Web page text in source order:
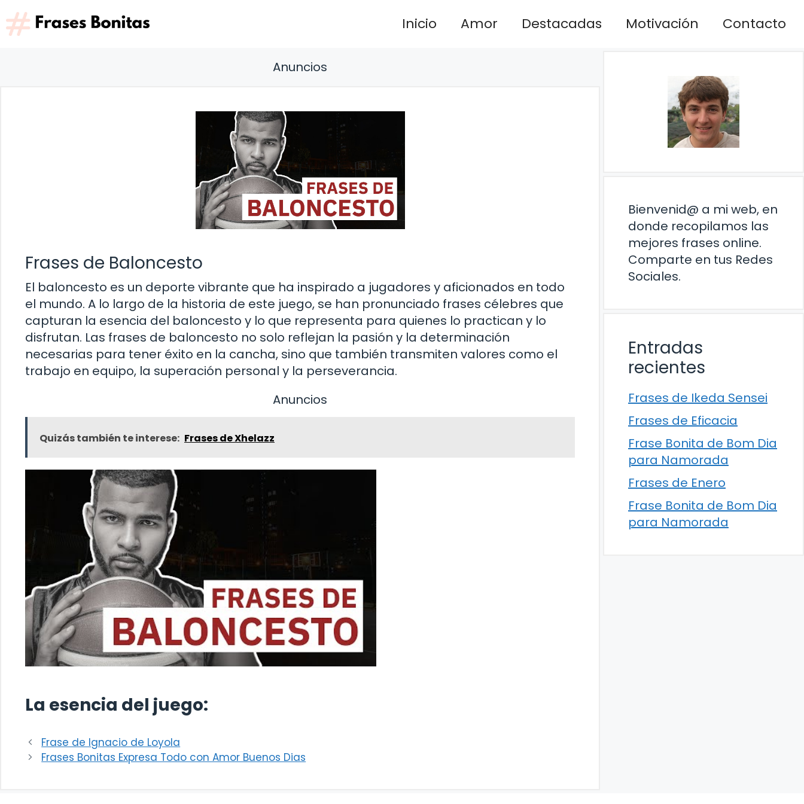
Saltar
al
contenido
Inicio Amor Destacadas Motivación Contacto
Anuncios
Frases de Baloncesto
El baloncesto es un deporte vibrante que ha inspirado a jugadores y aficionados en todo
el mundo. A lo largo de la historia de este juego, se han pronunciado frases célebres que
capturan la esencia del baloncesto y lo que representa para quienes lo practican y lo
disfrutan. Las frases de baloncesto no solo reflejan la pasión y la determinación
necesarias para tener éxito en la cancha, sino que también transmiten valores como el
trabajo en equipo, la superación personal y la perseverancia.
Anuncios
Quizás también te interese: Frases de Xhelazz
La esencia del juego:
Frase de Ignacio de Loyola
Frases Bonitas Expresa Todo con Amor Buenos Dias
Bienvenid@ a mi web, en
donde recopilamos las
mejores frases online.
Comparte en tus Redes
Sociales.
Entradas
recientes
Frases de Ikeda Sensei
Frases de Eficacia
Frase Bonita de Bom Dia
para Namorada
Frases de Enero
Frase Bonita de Bom Dia
para Namorada